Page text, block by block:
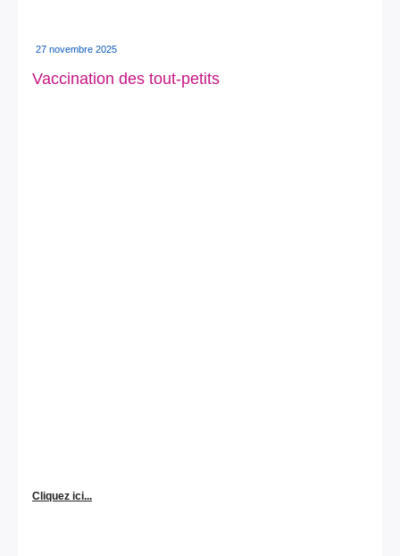
27 novembre 2025
Vaccination des tout-petits
Cliquez ici...